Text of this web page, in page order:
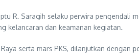
R. Saragih selaku perwira
kelancaran dan keamanan kegiatan.
serta mars PKS, dilanjutkan